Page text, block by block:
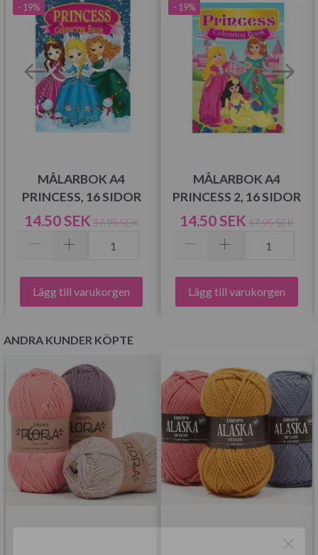
- 19%
MÅLARBOK A4
PRINCESS, 16 SIDOR
14.50 SEK 17.95 SEK
Lägg till varukorgen
- 19%
MÅLARBOK A4
PRINCESS 2, 16 SIDOR
14.50 SEK 17.95 SEK
Lägg till varukorgen
ANDRA KUNDER KÖPTE